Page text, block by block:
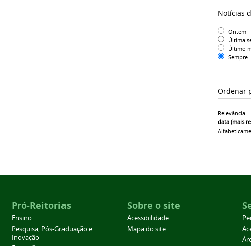
Notícias
Ontem
Última
Último
Sempre
Ordenar
Relevância
data (mais
Pró-Reitorias
Ensino
Pesquisa, Pós-Graduação e
Inovação
Sobre o site
Acessibilidade
Mapa do site